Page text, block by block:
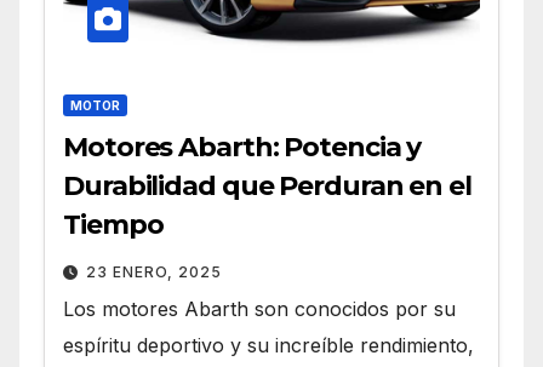
MOTOR
Motores Abarth: Potencia y
Durabilidad que Perduran en el
Tiempo
23 ENERO, 2025
Los motores Abarth son conocidos por su
espíritu deportivo y su increíble rendimiento,